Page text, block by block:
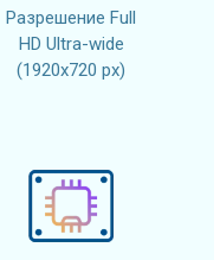
Разрешение Full
HD Ultra-wide
(1920x720 px)